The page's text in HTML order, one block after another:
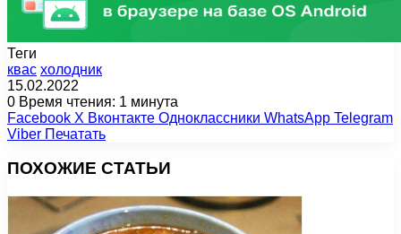
Теги
квас холодник
15.02.2022
0 Время чтения: 1 минута
Facebook X Вконтакте Одноклассники WhatsApp Telegram
Viber Печатать
ПОХОЖИЕ СТАТЬИ